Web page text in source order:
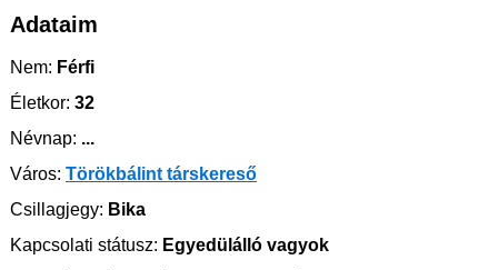
Adataim
Nem: Férfi
Életkor: 32
Névnap: ...
Város: Törökbálint társkereső
Csillagjegy: Bika
Kapcsolati státusz: Egyedülálló vagyok